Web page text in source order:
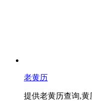
老黄历
提供老黄历查询,